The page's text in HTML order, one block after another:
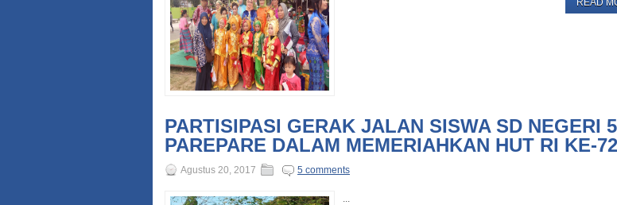
READ
PARTISIPASI GERAK JALAN SISWA SD NEGERI 5
PAREPARE DALAM MEMERIAHKAN HUT RI KE-72
Agustus 20, 2017 5 comments
...